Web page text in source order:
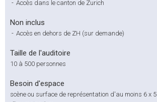
- Accès dans le canton de Zurich
Non inclus
- Accès en dehors de ZH (sur demande)
Taille de l'auditoire
10 à 500 personnes
Besoin d'espace
scène ou surface de représentation d'au moins 6 x